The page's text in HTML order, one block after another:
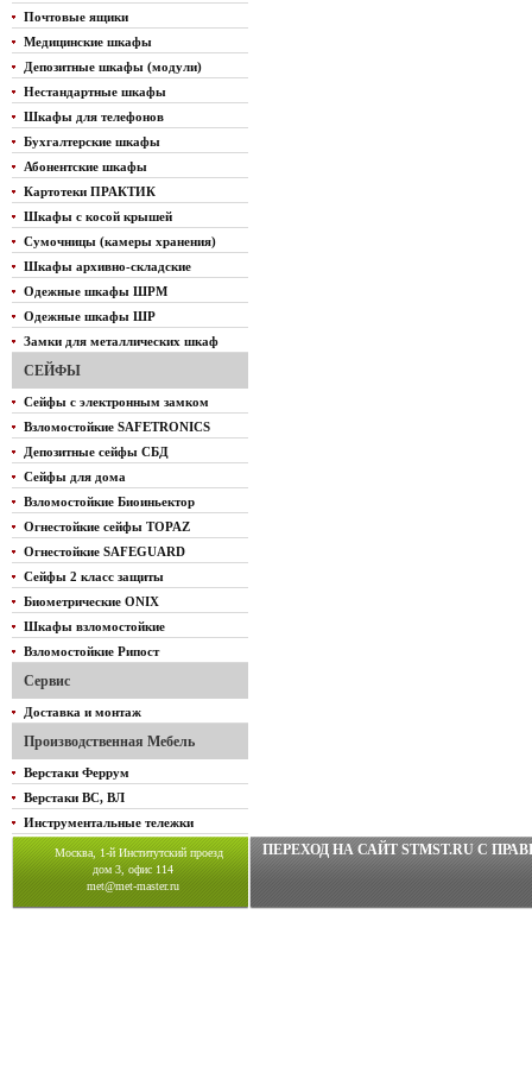
Почтовые ящики
Медицинские шкафы
Депозитные шкафы (модули)
Нестандартные шкафы
Шкафы для телефонов
Бухгалтерские шкафы
Абонентские шкафы
Картотеки ПРАКТИК
Шкафы с косой крышей
Сумочницы (камеры хранения)
Шкафы архивно-складские
Одежные шкафы ШРМ
Одежные шкафы ШР
Замки для металлических шкаф
СЕЙФЫ
Сейфы с электронным замком
Взломостойкие SAFETRONICS
Депозитные сейфы СБД
Сейфы для дома
Взломостойкие Биоиньектор
Огнестойкие сейфы TOPAZ
Огнестойкие SAFEGUARD
Сейфы 2 класс защиты
Биометрические ONIX
Шкафы взломостойкие
Взломостойкие Рипост
Сервис
Доставка и монтаж
Производственная Мебель
Верстаки Феррум
Верстаки ВС, ВЛ
Инструментальные тележки
Москва, 1-й Институтский проезд
дом 3, офис 114
met@met-master.ru
ПЕРЕХОД НА САЙТ STMST.RU C